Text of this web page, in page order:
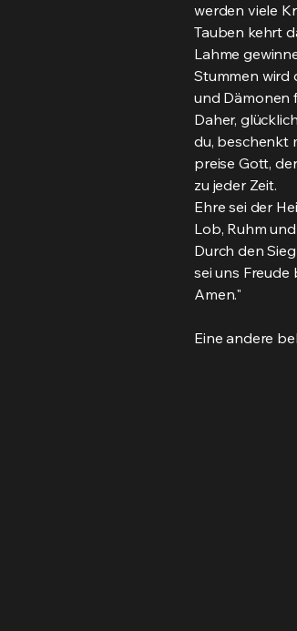
werden viele
Tauben kehrt
Lahme
Stummen wird
und Dämonen
Daher,
du, beschenkt
preise Gott,
zu jeder Zeit.
Ehre sei der
Lob, Ruhm
Durch den
sei uns Freude
Amen."
Eine andere